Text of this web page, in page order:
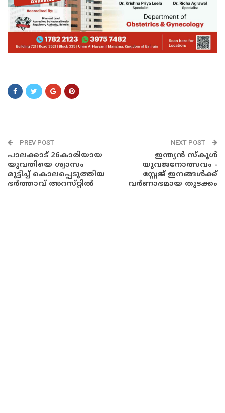
PREV POST
പാലക്കാട് 26കാരിയായ
യുവതിയെ ശ്വാസം
മുട്ടിച്ച് കൊലപ്പെടുത്തിയ
ഭർത്താവ് അറസ്‌റ്റിൽ
NEXT POST
ഇന്ത്യൻ സ്കൂൾ
യുവജനോത്സവം -
സ്റ്റേജ് ഇനങ്ങൾക്ക്
വർണാഭമായ തുടക്കം